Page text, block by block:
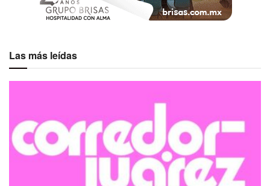
Las más leídas